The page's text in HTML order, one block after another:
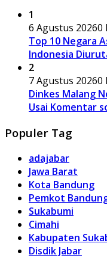
1
6 Agustus 20260
Top 10 Negara
Indonesia
2
7 Agustus 20260
Dinkes Malang
Usai Komentar
Populer Tag
adajabar
Jawa Barat
Kota Bandung
Pemkot
Sukabumi
Cimahi
Kabupaten
Disdik Jabar